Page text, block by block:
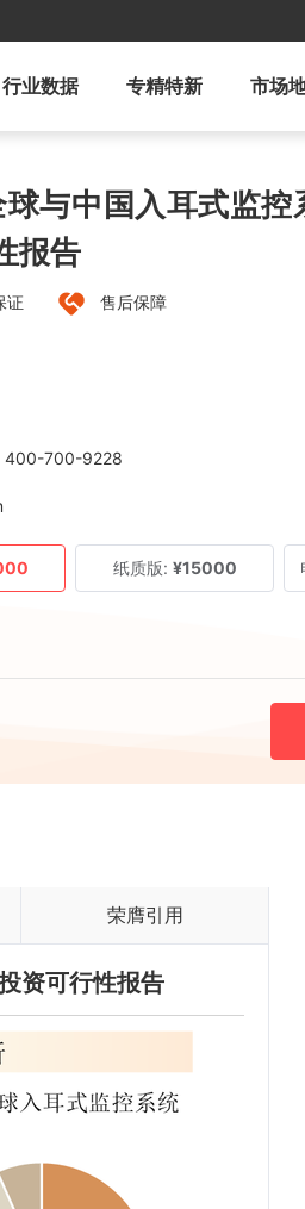
行业数据 专精特新 市场
与中国入耳式监控
报告
证 售后保障
700-9228
纸质版: ¥15000
荣膺引用
资可行性报告